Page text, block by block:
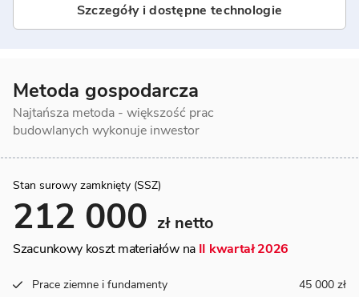
Metoda gospodarcza
Najtańsza metoda - większość prac
budowlanych wykonuje inwestor
Stan surowy zamknięty (SSZ)
212 000 zł netto
Szacunkowy koszt materiałów na II kwartał 2026
Prace ziemne i fundamenty
45 000 zł
Szczegóły i dostępne technologie